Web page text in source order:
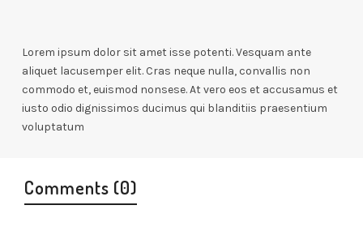
Lorem ipsum dolor sit amet isse potenti. Vesquam ante
aliquet lacusemper elit. Cras neque nulla, convallis non
commodo et, euismod nonsese. At vero eos et accusamus et
iusto odio dignissimos ducimus qui blanditiis praesentium
voluptatum
Comments (0)